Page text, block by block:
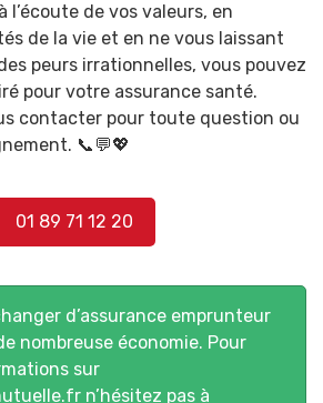
l’écoute de vos valeurs, en
de la vie et en ne vous laissant
peurs irrationnelles, vous pouvez
pour votre assurance santé.
contacter pour toute question ou
📞💬💖
01 89 71 12 20
d’assurance emprunteur
nombreuse économie. Pour
sur
n’hésitez pas à